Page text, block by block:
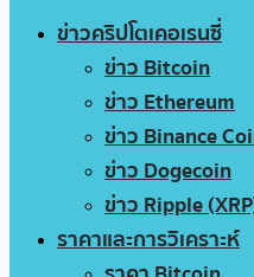
ข่าวคริปโตเคอเรนซี่
ข่าว Bitcoin
ข่าว Ethereum
ข่าว Binance
ข่าว Dogecoin
ข่าว Ripple
ราคาและการวิเคราะห์